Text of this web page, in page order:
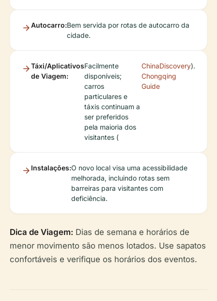
Autocarro:Bem servida por rotas de autocarro da
cidade.
Táxi/Aplicativos
de Viagem:
Facilmente
disponíveis;
carros
particulares e
táxis continuam a
ser preferidos
pela maioria dos
visitantes (
ChinaDiscovery
Chongqing
Guide
).
Instalações:O novo local visa uma acessibilidade
melhorada, incluindo rotas sem
barreiras para visitantes com
deficiência.
Dica de Viagem: Dias de semana e horários de
menor movimento são menos lotados. Use sapatos
confortáveis e verifique os horários dos eventos.